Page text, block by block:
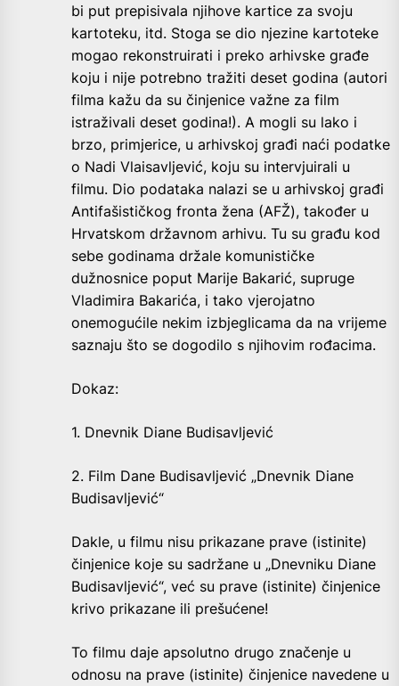
bi put prepisivala njihove kartice za svoju
kartoteku, itd. Stoga se dio njezine kartoteke
mogao rekonstruirati i preko arhivske građe
koju i nije potrebno tražiti deset godina (autori
filma kažu da su činjenice važne za film
istraživali deset godina!). A mogli su lako i
brzo, primjerice, u arhivskoj građi naći podatke
o Nadi Vlaisavljević, koju su intervjuirali u
filmu. Dio podataka nalazi se u arhivskoj građi
Antifašističkog fronta žena (AFŽ), također u
Hrvatskom državnom arhivu. Tu su građu kod
sebe godinama držale komunističke
dužnosnice poput Marije Bakarić, supruge
Vladimira Bakarića, i tako vjerojatno
onemogućile nekim izbjeglicama da na vrijeme
saznaju što se dogodilo s njihovim rođacima.
Dokaz:
1. Dnevnik Diane Budisavljević
2. Film Dane Budisavljević „Dnevnik Diane
Budisavljević“
Dakle, u filmu nisu prikazane prave (istinite)
činjenice koje su sadržane u „Dnevniku Diane
Budisavljević“, već su prave (istinite) činjenice
krivo prikazane ili prešućene!
To filmu daje apsolutno drugo značenje u
odnosu na prave (istinite) činjenice navedene u